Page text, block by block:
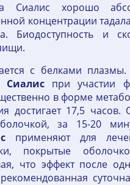
Сиалис хорошо
концентрации
и
с белками плазмы.
Сиалиспри участии
в форме
достигает 17,5
за 15-20
применяют для
покрытые
что эффект после